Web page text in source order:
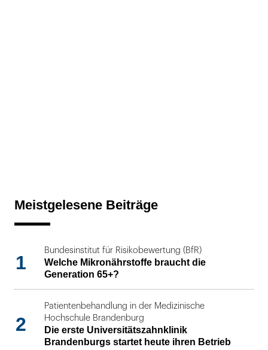
Meistgelesene Beiträge
1
Bundesinstitut für Risikobewertung (BfR)
Welche Mikronährstoffe braucht die
Generation 65+?
2
Patientenbehandlung in der Medizinische
Hochschule Brandenburg
Die erste Universitätszahnklinik
Brandenburgs startet heute ihren Betrieb